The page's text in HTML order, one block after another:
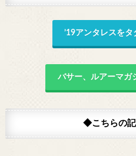
’19アンタレスを
バサー、ルアーマガ
◆こちらの